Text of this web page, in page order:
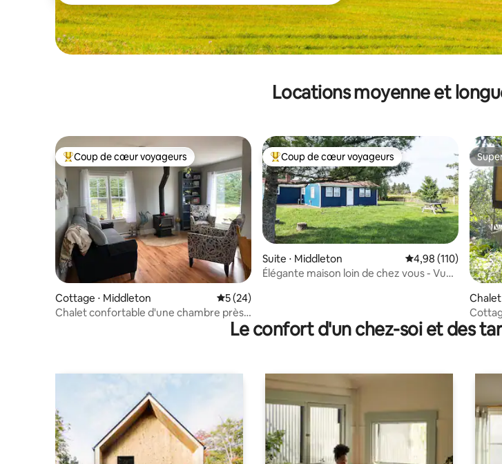
Locations moyenne et
Coups de cœur voyageurs les plus appréciés
Coup de cœur voyageurs
Cottage ⋅ Middleton Évaluation moyenne sur la base de 24 commentaires : 5 sur 5
5 (24)
Chalet confortable d'une chambre près
Coups de cœur voyageurs les plus appréciés
Coup de cœur voyageurs
Suite ⋅ Middleton Évaluation
4,98 (110)
Élégante maison loin de chez vous - Vue
Le confort d'un chez-soi et des